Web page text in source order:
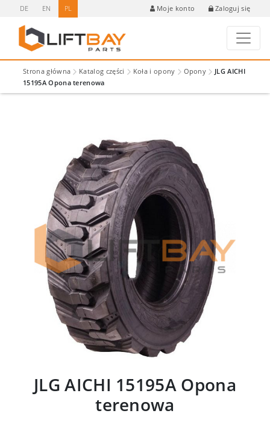
DE EN PL Moje konto Zaloguj się
Strona główna Katalog części Koła i opony Opony
JLG AICHI
15195A Opona terenowa
JLG AICHI 15195A Opona
terenowa